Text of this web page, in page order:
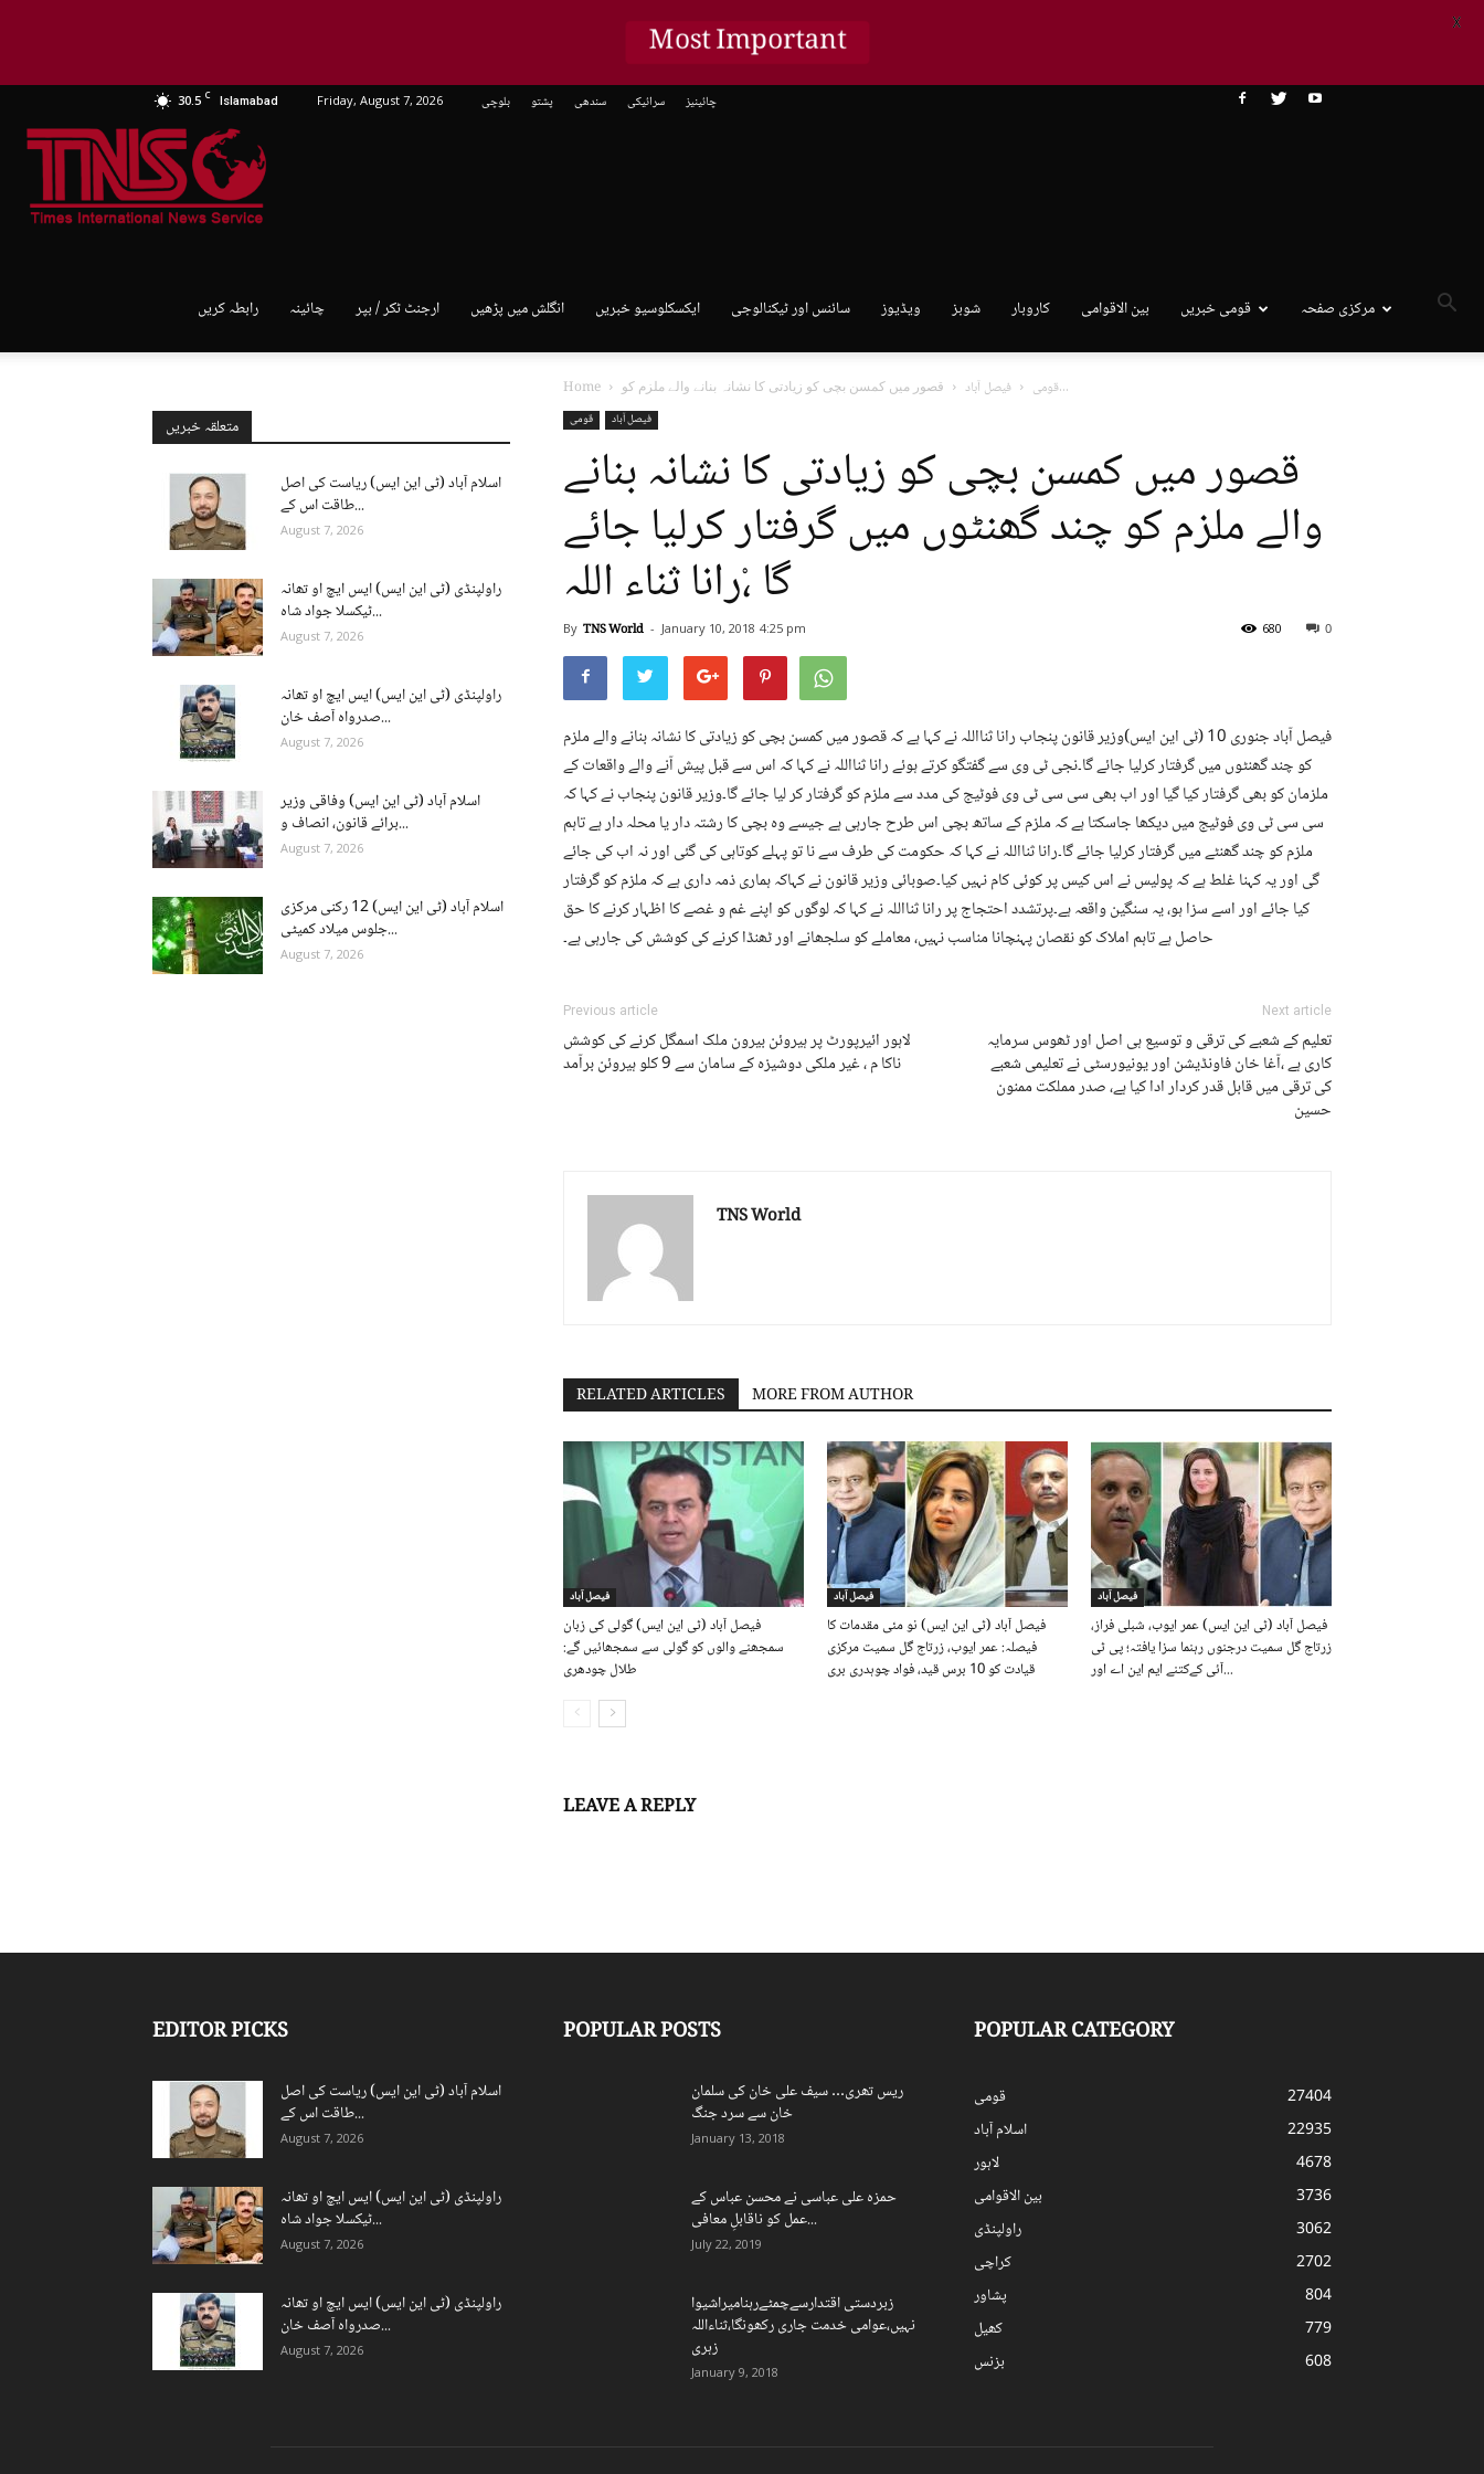
30.5 C Islamabad Friday, August 7, 2026 بلوچی پشتو سندھی سرائیکی چائینیز
رابطہ کریں چائینہ ارجنٹ ٹکر / بپر انگلش میں پڑھیں ایکسکلوسیو خبریں سائنس اور ٹیکنالوجی ویڈیوز شوبز کاروبار بین الاقوامی قومی خبریں مرکزی صفحہ
Home قومی فیصل آباد
قصور میں کمسن بچی کو زیادتی کا نشانہ بنانے والے ملزم کو...
قومی
فیصل آباد
قصور میں کمسن بچی کو زیادتی کا نشانہ بنانے
والے ملزم کو چند گھنٹوں میں گرفتار کرلیا جائے
گا ،ْرانا ثناء اللہ
By TNS World - January 10, 2018 4:25 pm 0
680
فیصل آباد جنوری 10 (ٹی این ایس)وزیر قانون پنجاب رانا ثنااللہ نے کہا ہے کہ قصور میں کمسن بچی کو زیادتی کا نشانہ بنانے والے ملزم
کو چند گھنٹوں میں گرفتار کرلیا جائے گا۔نجی ٹی وی سے گفتگو کرتے ہوئے رانا ثنااللہ نے کہا کہ اس سے قبل پیش آنے والے واقعات کے
ملزمان کو بھی گرفتار کیا گیا اور اب بھی سی سی ٹی وی فوٹیج کی مدد سے ملزم کو گرفتار کر لیا جائے گا۔وزیر قانون پنجاب نے کہا کہ
سی سی ٹی وی فوٹیج میں دیکھا جاسکتا ہے کہ ملزم کے ساتھ بچی اس طرح جارہی ہے جیسے وہ بچی کا رشتہ دار یا محلہ دار ہے تاہم
ملزم کو چند گھنٹے میں گرفتار کرلیا جائے گا۔رانا ثنااللہ نے کہا کہ حکومت کی طرف سے نا تو پہلے کوتاہی کی گئی اور نہ اب کی جائے
گی اور یہ کہنا غلط ہے کہ پولیس نے اس کیس پر کوئی کام نہیں کیا۔صوبائی وزیر قانون نے کہاکہ ہماری ذمہ داری ہے کہ ملزم کو گرفتار
کیا جائے اور اسے سزا ہو، یہ سنگین واقعہ ہے۔پرتشدد احتجاج پر رانا ثنااللہ نے کہا کہ لوگوں کو اپنے غم و غصے کا اظہار کرنے کا حق
حاصل ہے تاہم املاک کو نقصان پہنچانا مناسب نہیں، معاملے کو سلجھانے اور ٹھنڈا کرنے کی کوشش کی جارہی ہے۔
Previous article
لاہور ائیرپورٹ پر ہیروئن بیرون ملک اسمگل کرنے کی کوشش
ناکا م ، غیر ملکی دوشیزہ کے سامان سے 9 کلو ہیروئن برآمد
Next article
تعلیم کے شعبے کی ترقی و توسیع ہی اصل اور ٹھوس سرمایہ
کاری ہے ،آغا خان فاونڈیشن اور یونیورسٹی نے تعلیمی شعبے
کی ترقی میں قابل قدر کردار ادا کیا ہے، صدر مملکت ممنون
حسین
TNS World
RELATED ARTICLES MORE FROM AUTHOR
فیصل آباد
فیصل آباد (ٹی این ایس) گولی کی زبان
سمجھنے والوں کو گولی سے سمجھائیں گے:
طلال چودھری
فیصل آباد
فیصل آباد (ٹی این ایس) نو مئی مقدمات کا
فیصلہ: عمر ایوب، زرتاج گل سمیت مرکزی
قیادت کو 10 برس قید، فواد چوہدری بری
فیصل آباد
فیصل آباد (ٹی این ایس) عمر ایوب، شبلی فراز،
زرتاج گل سمیت درجنوں رہنما سزا یافتہ؛ پی ٹی
آئی کےکتنے ایم این اے اور...
LEAVE A REPLY
متعلقہ خبریں
اسلام آباد (ٹی این ایس) ریاست کی اصل
طاقت اس کے...
August 7, 2026
راولپنڈی (ٹی این ایس) ایس ایچ او تھانہ
ٹیکسلا جواد شاہ...
August 7, 2026
راولپنڈی (ٹی این ایس) ایس ایچ او تھانہ
صدرواہ آصف خان...
August 7, 2026
اسلام آباد (ٹی این ایس) وفاقی وزیر
برائے قانون، انصاف و...
August 7, 2026
اسلام آباد (ٹی این ایس) 12 رکنی مرکزی
جلوس میلاد کمیٹی...
August 7, 2026
EDITOR PICKS
اسلام آباد (ٹی این ایس) ریاست کی اصل
طاقت اس کے...
August 7, 2026
راولپنڈی (ٹی این ایس) ایس ایچ او تھانہ
ٹیکسلا جواد شاہ...
August 7, 2026
راولپنڈی (ٹی این ایس) ایس ایچ او تھانہ
صدرواہ آصف خان...
August 7, 2026
POPULAR POSTS
ریس تھری… سیف علی خان کی سلمان
خان سے سرد جنگ
January 13, 2018
حمزہ علی عباسی نے محسن عباس کے
عمل کو ناقابلِ معافی...
July 22, 2019
زبردستی اقتدارسےچمٹےرہنامیراشیوا
نہیں،عوامی خدمت جاری رکھونگا،ثناءاللہ
زہری
January 9, 2018
POPULAR CATEGORY
قومی
27404
اسلام آباد
22935
لاہور
4678
بین الاقوامی
3736
راولپنڈی
3062
کراچی
2702
پشاور
804
کھیل
779
بزنس
608
Most Important X